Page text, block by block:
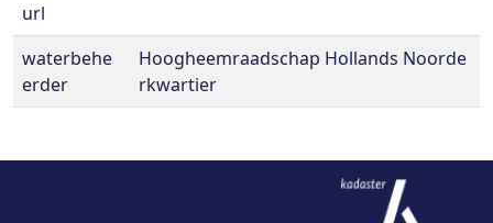
url
waterbehe
erder
Hoogheemraadschap Hollands Noorde
rkwartier